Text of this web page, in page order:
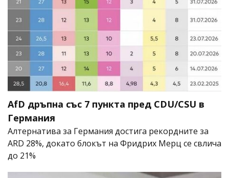
AfD дръпна със 7 пункта пред CDU/CSU в
Германия
Алтернатива за Германия достига рекордните за
ARD 28%, докато блокът на Фридрих Мерц се свлича
до 21%